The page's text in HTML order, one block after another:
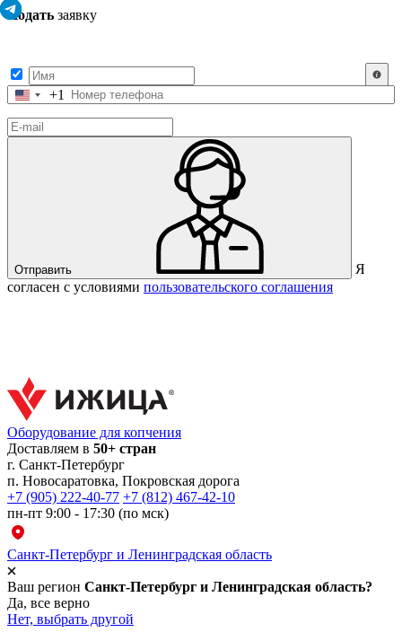
Подать заявку
Соединенные
+1
+1
Отправить
Я
согласен с условиями пользовательского соглашения
Санкт-Петербург и Ленинградская область
Ваш регион Санкт-Петербург и Ленинградская область?
Да, все верно
Нет, выбрать другой
Оборудование для копчения
Доставляем в 50+ стран
г. Санкт-Петербург
п. Новосаратовка, Покровская дорога
+7 (905) 222-40-77 +7 (812) 467-42-10
пн-пт 9:00 - 17:30 (по мск)